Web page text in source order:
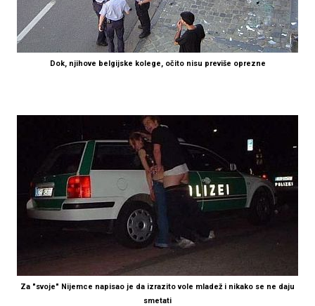
Dok, njihove belgijske kolege, očito nisu previše oprezne
Za "svoje" Nijemce napisao je da izrazito vole mladež i nikako se ne daju
smetati